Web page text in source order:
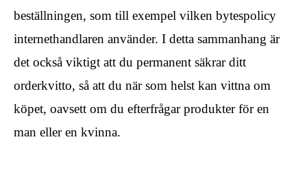
beställningen, som till exempel vilken bytespolicy
internethandlaren använder. I detta sammanhang är
det också viktigt att du permanent säkrar ditt
orderkvitto, så att du när som helst kan vittna om
köpet, oavsett om du efterfrågar produkter för en
man eller en kvinna.